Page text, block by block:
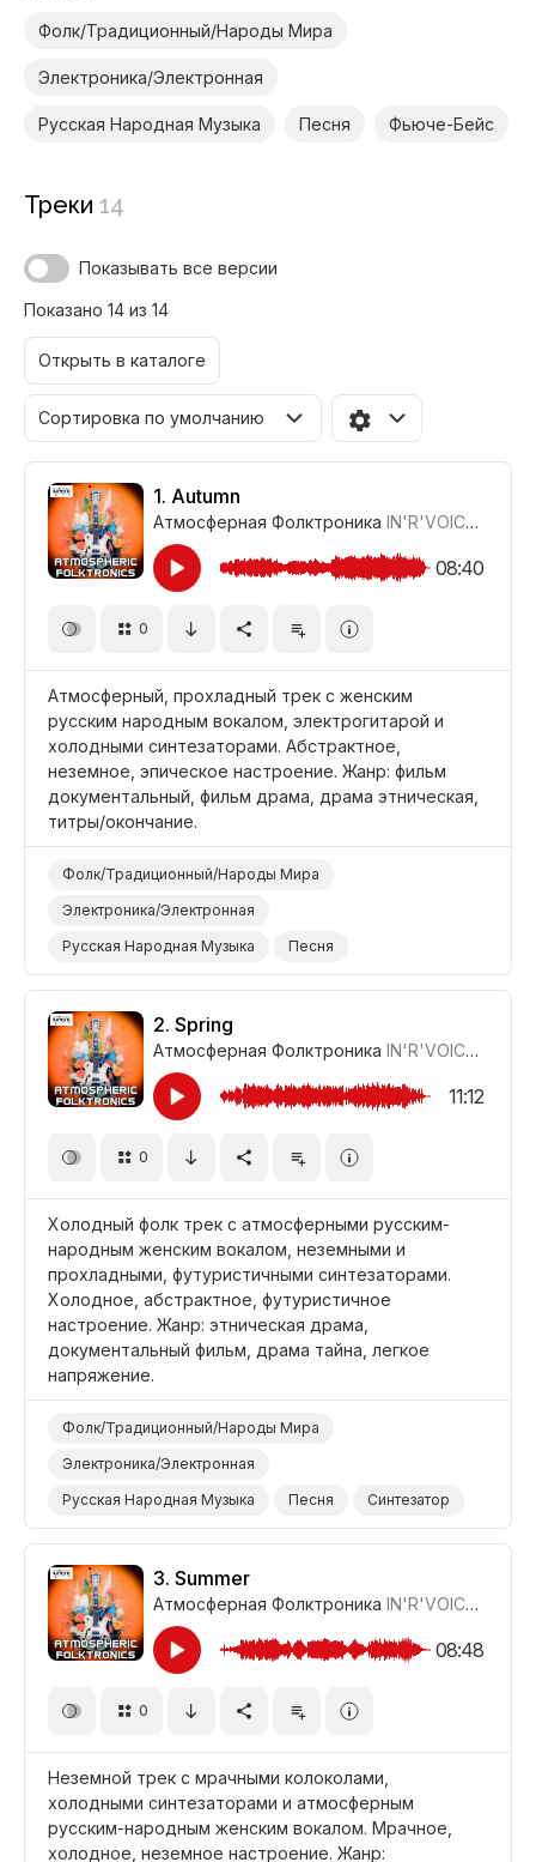
Фолк/Традиционный/Народы Мира
Электроника/Электронная
Русская Народная Музыка Песня Фьюче-Бейс
Треки 14
Показывать все версии
Показано 14 из 14
Открыть в каталоге
Сортировка по умолчанию
1. Autumn
Атмосферная Фолктроника IN'R'VOICE ,
08:40
0
Атмосферный, прохладный трек с женским
русским народным вокалом, электрогитарой и
холодными синтезаторами. Абстрактное,
неземное, эпическое настроение. Жанр: фильм
документальный, фильм драма, драма этническая,
титры/окончание.
Фолк/Традиционный/Народы Мира
Электроника/Электронная
Русская Народная Музыка
Песня
Электрогитара
Синтезатор
Неземной
Эпический
Абстрактный
Фильм Титры/Окончание
Фильм/Кино
Драма Этническая
Драма
Документальный Фильм
2. Spring
Атмосферная Фолктроника IN'R'VOICE ,
11:12
0
Холодный фолк трек с атмосферными русским-
народным женским вокалом, неземными и
прохладными, футуристичными синтезаторами.
Холодное, абстрактное, футуристичное
настроение. Жанр: этническая драма,
документальный фильм, драма тайна, легкое
напряжение.
Фолк/Традиционный/Народы Мира
Электроника/Электронная
Русская Народная Музыка
Песня
Синтезатор
Таинственный
Футуристичный
Неземной
Абстрактный
Драма Этническая
Драма Напряжение/Саспенс
Драма Тайна
Драма Легкое Напряжение
Драма
Документальный Фильм
3. Summer
Атмосферная Фолктроника IN'R'VOICE ,
08:48
0
Неземной трек с мрачными колоколами,
холодными синтезаторами и атмосферным
русским-народным женским вокалом. Мрачное,
холодное, неземное настроение. Жанр: